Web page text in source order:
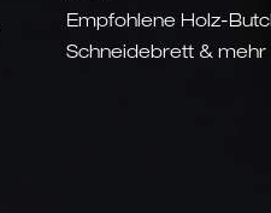
Empfohlene Holz-
Schneidebrett & mehr